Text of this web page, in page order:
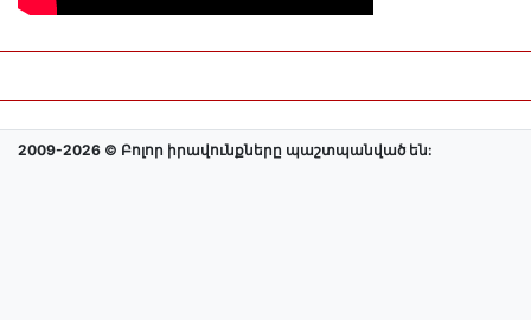
2009-2026 © Բոլոր իրավունքները պաշտպանված են: